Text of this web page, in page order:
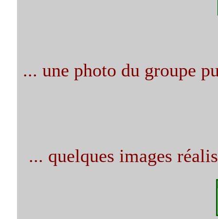
... une photo du groupe
... quelques images